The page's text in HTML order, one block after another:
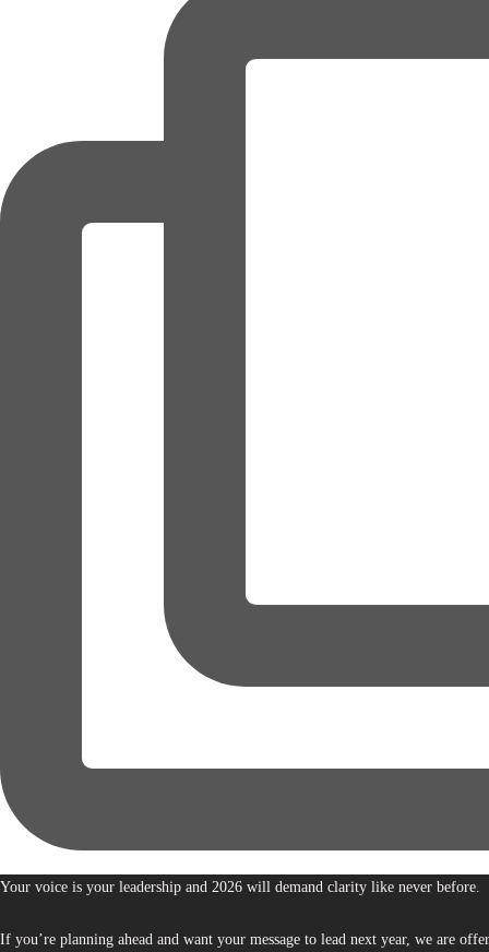
Your voice is your leadership and 2026 will demand clarity like never before.
If you’re planning ahead and want your message to lead next year, we are